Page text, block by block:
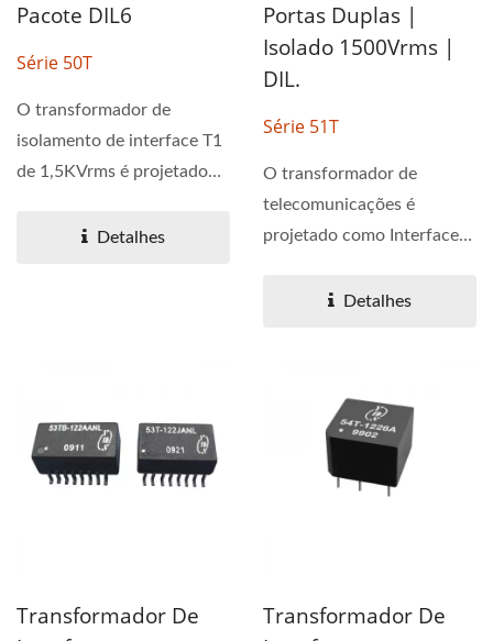
Pacote DIL6
Série 50T
O transformador de
isolamento de interface T1
de 1,5KVrms é projetado
telecomunicações...
Detalhes
Portas Duplas |
Isolado 1500Vrms |
DIL.
Série 51T
O transformador de
telecomunicações é
projetado como Interface
Detalhes
Transformador De
Transformador De